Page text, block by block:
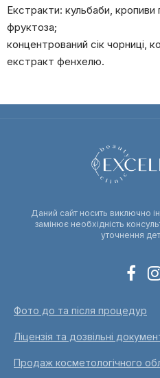
Екстракти: кульбаби, кропиви
фруктоза;
концентрований сік чорниці,
екстракт фенхелю.
Даний сайт носить виключно
замінює необхідність
уточнення
Фото до та після процедур
Ліцензія та дозвільні
Продаж косметологічного